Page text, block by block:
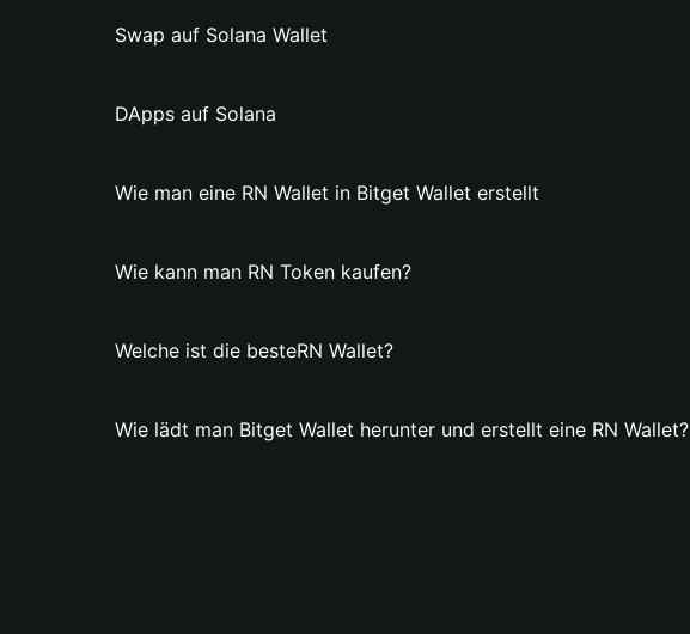
Swap auf Solana Wallet
DApps auf Solana
Wie man eine RN Wallet in Bitget Wallet erstellt
Wie kann man RN Token kaufen?
Welche ist die besteRN Wallet?
Wie lädt man Bitget Wallet herunter und erstellt eine RN Wallet?